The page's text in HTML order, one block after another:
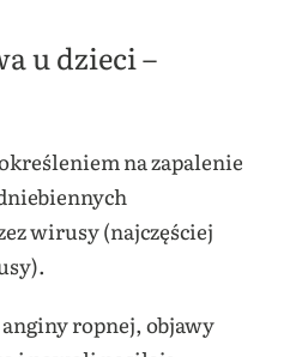
u dzieci –
na zapalenie
wirusy (najczęściej
ropnej, objawy